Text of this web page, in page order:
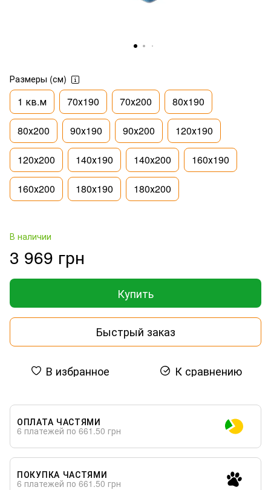
Размеры (см)
1 кв.м 70х190 70х200 80х190
80х200 90х190 90х200 120х190
120х200 140х190 140х200 160х190
160х200 180х190 180х200
В наличии
3 969 грн
Купить
Быстрый заказ
В избранное К сравнению
ОПЛАТА ЧАСТЯМИ
6 платежей по 661.50 грн
ПОКУПКА ЧАСТЯМИ
6 платежей по 661.50 грн